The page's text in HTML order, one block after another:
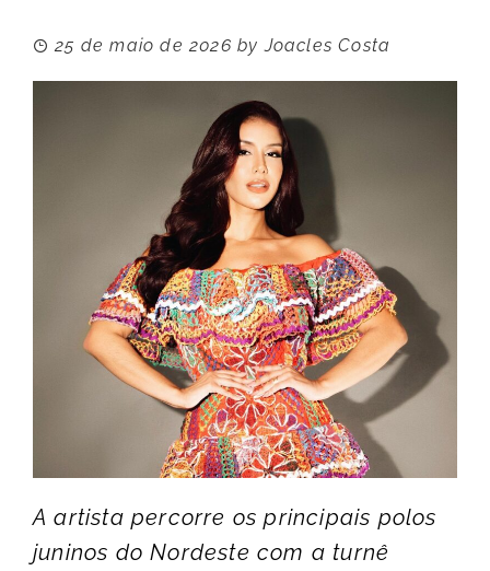
25 de maio de 2026 byJoacles Costa
A artista percorre os principais polos
juninos do Nordeste com a turnê